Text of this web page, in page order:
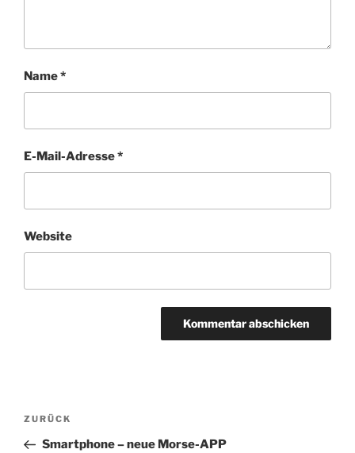
Name*
E-Mail-Adresse*
Website
Beitragsnavigation
Vorheriger
Beitrag
ZURÜCK
Smartphone – neue Morse-APP